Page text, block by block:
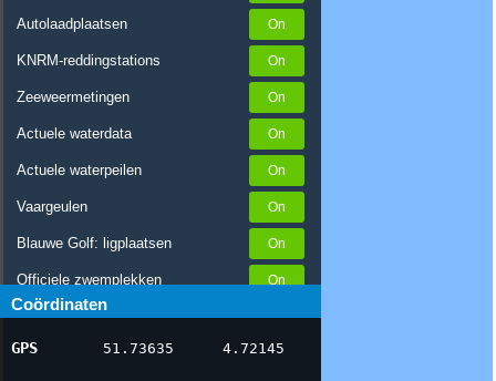
Autolaadplaatsen
KNRM-reddingstations
Zeeweermetingen
Actuele waterdata
Actuele waterpeilen
Vaargeulen
Blauwe Golf: ligplaatsen
Officiele zwemplekken
Stremmingen/hinder
AIS scheepsposities
Coördinaten
GPS 51.73635 4.72145